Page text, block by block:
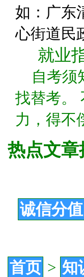
如：广东
心街道民
就业
自考须
找替考。
力，得不
热点文章
诚信分
首页 > 知